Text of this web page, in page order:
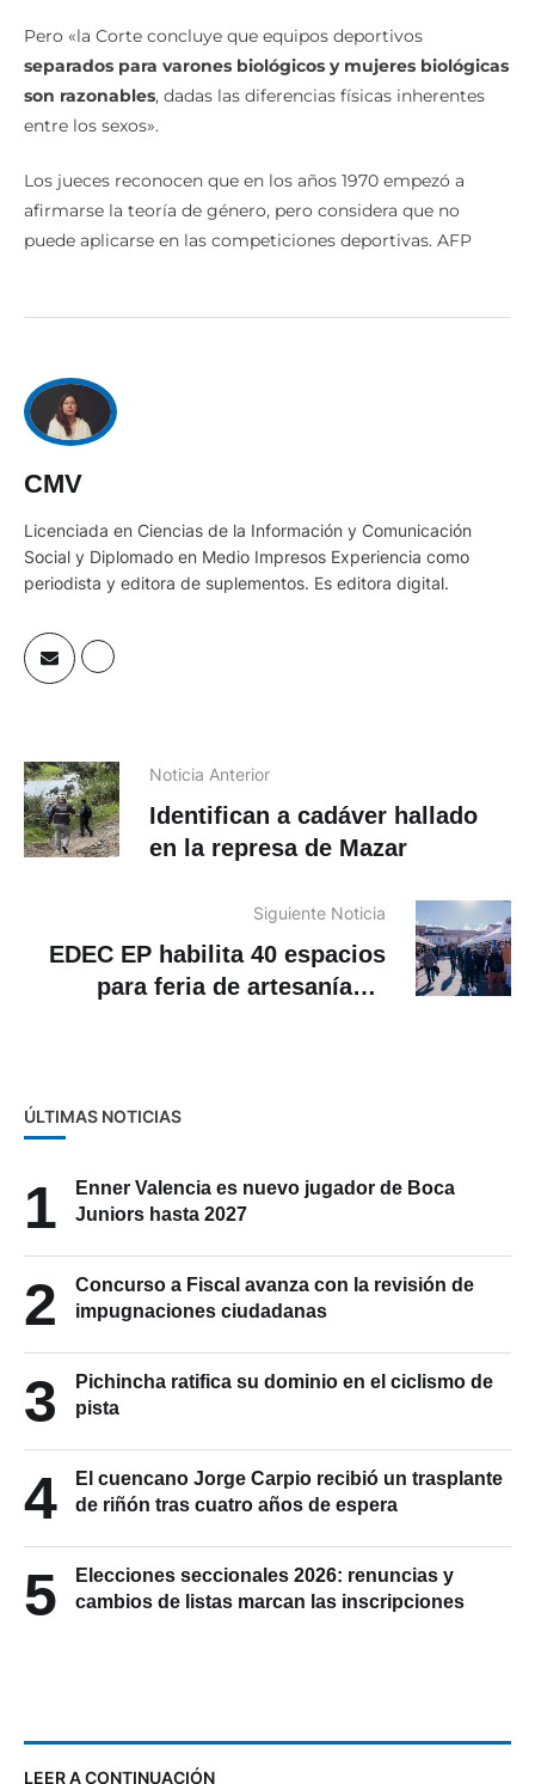
Pero «la Corte concluye que equipos deportivos
separados para varones biológicos y mujeres biológicas
son razonables, dadas las diferencias físicas inherentes
entre los sexos».
Los jueces reconocen que en los años 1970 empezó a
afirmarse la teoría de género, pero considera que no
puede aplicarse en las competiciones deportivas. AFP
CMV
Licenciada en Ciencias de la Información y Comunicación
Social y Diplomado en Medio Impresos Experiencia como
periodista y editora de suplementos. Es editora digital.
Noticia Anterior
Identifican a cadáver hallado
en la represa de Mazar
Siguiente Noticia
EDEC EP habilita 40 espacios
para feria de artesanías y
ÚLTIMAS NOTICIAS
1
Enner Valencia es nuevo jugador de Boca
Juniors hasta 2027
2
Concurso a Fiscal avanza con la revisión de
impugnaciones ciudadanas
3
Pichincha ratifica su dominio en el ciclismo de
pista
4
El cuencano Jorge Carpio recibió un trasplante
de riñón tras cuatro años de espera
5
Elecciones seccionales 2026: renuncias y
cambios de listas marcan las inscripciones
LEER A CONTINUACIÓN